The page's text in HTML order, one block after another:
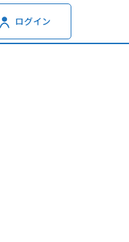
ログイン